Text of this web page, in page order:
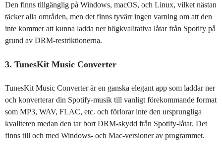
Den finns tillgänglig på Windows, macOS, och Linux, vilket nästan
täcker alla områden, men det finns tyvärr ingen varning om att den
inte kommer att kunna ladda ner högkvalitativa låtar från Spotify på
grund av DRM-restriktionerna.
3. TunesKit Music Converter
TunesKit Music Converter är en ganska elegant app som laddar ner
och konverterar din Spotify-musik till vanligt förekommande format
som MP3, WAV, FLAC, etc. och förlorar inte den ursprungliga
kvaliteten medan den tar bort DRM-skydd från Spotify-låtar. Det
finns till och med Windows- och Mac-versioner av programmet.